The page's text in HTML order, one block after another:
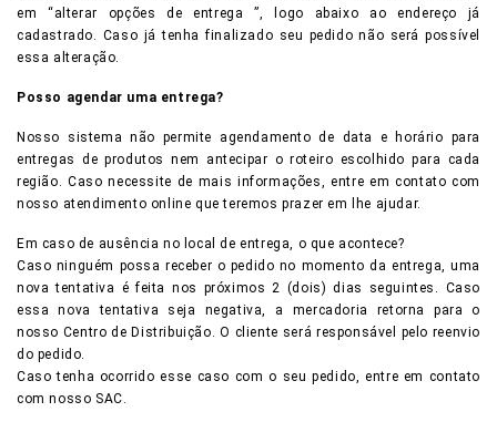
em “alterar opções de entrega ”, logo abaixo ao endereço j
cadastrado. Caso já tenha finalizado seu pedido não será possível
essa alteração.
Posso agendar uma entrega?
Nosso sistema não permite agendamento de data e horário para
entregas de produtos nem antecipar o roteiro escolhido para cada
região. Caso necessite de mais informações, entre em contato com
nosso atendimento online que teremos prazer em lhe ajudar.
Em caso de ausência no local de entrega, o que acontece?
Caso ninguém possa receber o pedido no momento da entrega, uma
nova tentativa é feita nos próximos 2 (dois) dias seguintes. Caso
essa nova tentativa seja negativa, a mercadoria retorna para o
nosso Centro de Distribuição. O cliente será responsável pelo reenvio
do pedido.
Caso tenha ocorrido esse caso com o seu pedido, entre em contato
com nosso SAC.